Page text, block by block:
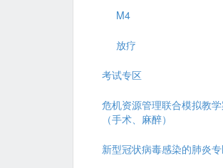
M4
放疗
考试专区
危机资源管理联合模拟教
（手术、麻醉）
新型冠状病毒感染的肺炎